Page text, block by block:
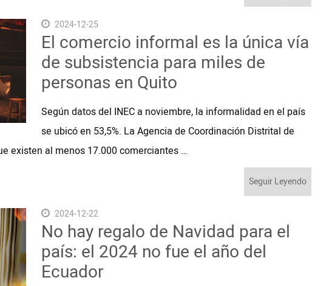
2024-12-25
El comercio informal es la única vía
de subsistencia para miles de
personas en Quito
Según datos del INEC a noviembre, la informalidad en el país
se ubicó en 53,5%. La Agencia de Coordinación Distrital de
existen al menos 17.000 comerciantes …
Seguir Leyendo
2024-12-22
No hay regalo de Navidad para el
país: el 2024 no fue el año del
Ecuador